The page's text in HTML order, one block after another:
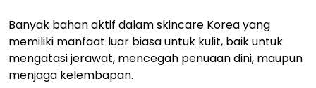
Banyak bahan aktif dalam skincare Korea yang
memiliki manfaat luar biasa untuk kulit, baik untuk
mengatasi jerawat, mencegah penuaan dini, maupun
menjaga kelembapan.